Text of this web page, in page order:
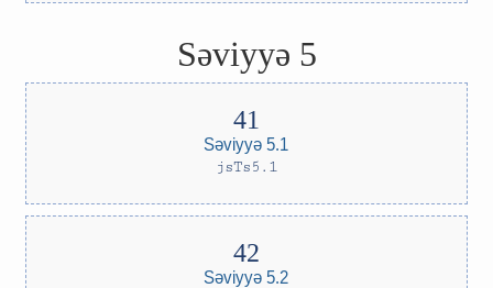
Səviyyə 5
Səviyyə 5.1
jsTs5.1
Səviyyə 5.2